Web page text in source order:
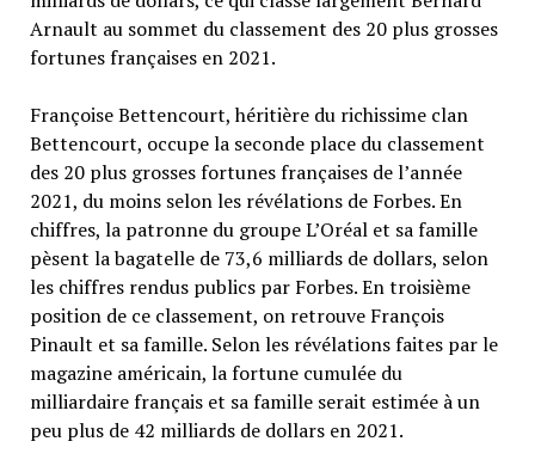
Arnault au sommet du classement des 20 plus grosses
fortunes françaises en 2021.
Françoise Bettencourt, héritière du richissime clan
Bettencourt, occupe la seconde place du classement
des 20 plus grosses fortunes françaises de l’année
2021, du moins selon les révélations de Forbes. En
chiffres, la patronne du groupe L’Oréal et sa famille
pèsent la bagatelle de 73,6 milliards de dollars, selon
les chiffres rendus publics par Forbes. En troisième
position de ce classement, on retrouve François
Pinault et sa famille. Selon les révélations faites par le
magazine américain, la fortune cumulée du
milliardaire français et sa famille serait estimée à un
peu plus de 42 milliards de dollars en 2021.